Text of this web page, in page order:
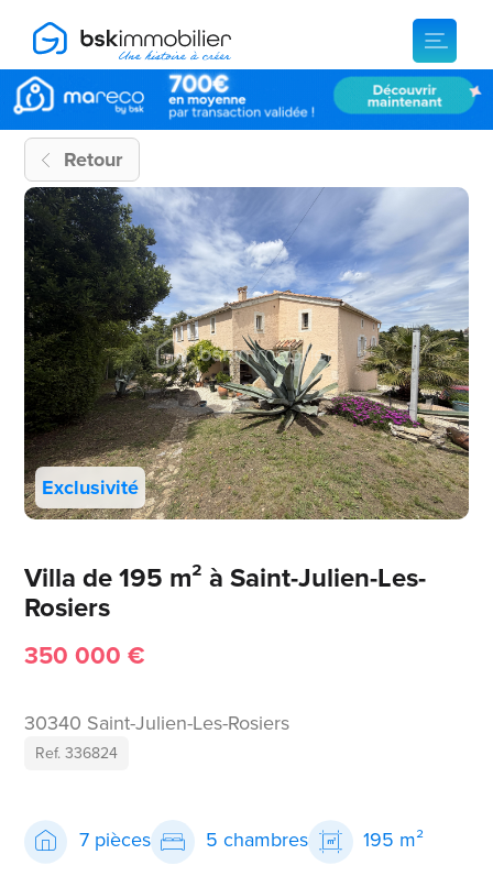
Retour
Exclusivité
Villa de 195 m² à Saint-Julien-Les-
Rosiers
350 000 €
30340 Saint-Julien-Les-Rosiers
Ref. 336824
7 pièces 5 chambres 195 m²